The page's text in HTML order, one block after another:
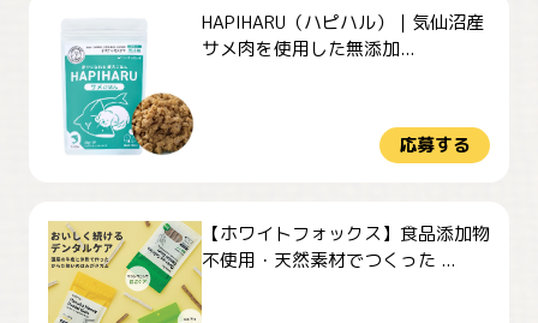
HAPIHARU（ハピハル）｜気仙沼産
サメ肉を使用した無添加...
応募する
【ホワイトフォックス】食品添加物
不使用・天然素材でつくった ...